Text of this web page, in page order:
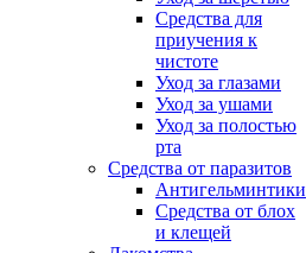
Средства для
приучения к
чистоте
Уход за глазами
Уход за ушами
Уход за полостью
рта
Средства от паразитов
Антигельминтики
Средства от блох
и клещей